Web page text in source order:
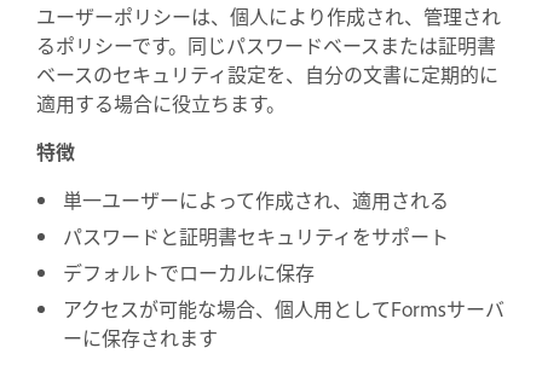
ユーザーポリシーは、個人により作成され、管理され
るポリシーです。同じパスワードベースまたは証明書
ベースのセキュリティ設定を、自分の文書に定期的に
適用する場合に役立ちます。
特徴
単一ユーザーによって作成され、適用される
パスワードと証明書セキュリティをサポート
デフォルトでローカルに保存
アクセスが可能な場合、個人用としてFormsサーバ
ーに保存されます